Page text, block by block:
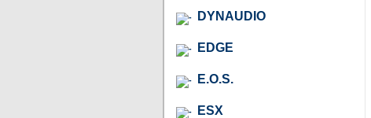
DYNAUDIO
EDGE
E.O.S.
ESX